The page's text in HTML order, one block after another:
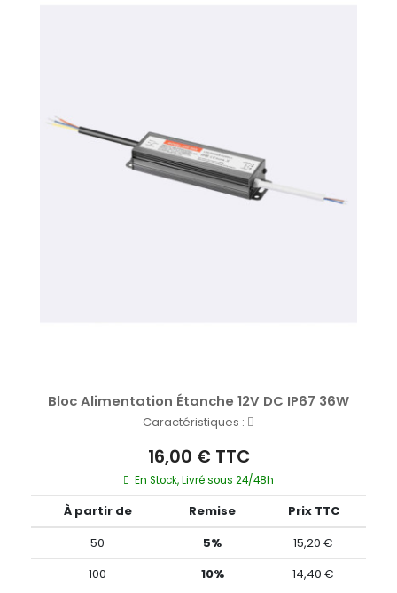
Bloc Alimentation Étanche 12V DC IP67 36W
Caractéristiques :
16,00 € TTC
En Stock, Livré sous 24/48h
À partir de Remise
Prix TTC
50
5%
15,20 €
100
10% 14,40 €